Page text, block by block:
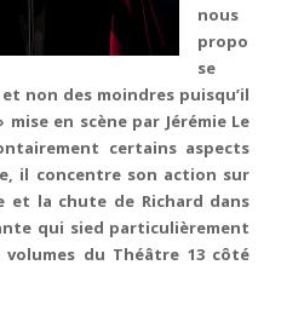
nous
propo
se
non des moindres puisqu’il
mise en scène par Jérémie Le
certains aspects
il concentre son action sur
et la chute de Richard dans
qui sied particulièrement
du Théâtre 13 côté